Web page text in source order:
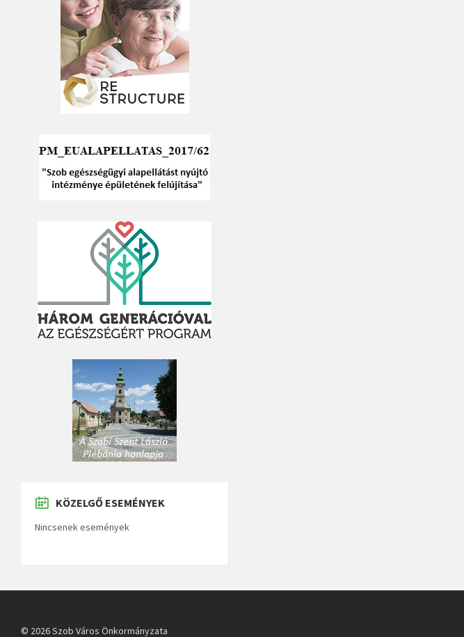
KÖZELGŐ ESEMÉNYEK
Nincsenek események
© 2026 Szob Város Önkormányzata